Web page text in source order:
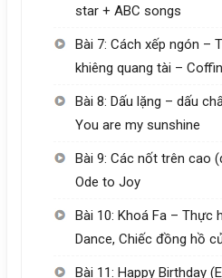
star + ABC songs
Bài 7: Cách xếp ngón –
khiêng quang tài –
Bài 8: Dấu lặng – dấu
You are my sunshine
Bài 9: Các nốt trên cao
Ode to Joy
Bài 10: Khoá Fa – Thực
Dance, Chiếc đồng hồ
Bài 11: Happy Birthday